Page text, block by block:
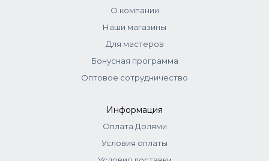
О компании
Наши магазины
Для мастеров
Бонусная программа
Оптовое сотрудничество
Информация
Оплата Долями
Условия оплаты